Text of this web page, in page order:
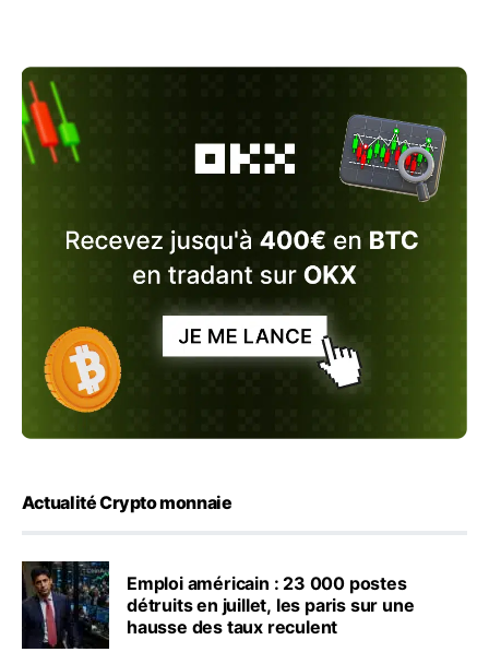
Actualité Crypto monnaie
Emploi américain : 23 000 postes
détruits en juillet, les paris sur une
hausse des taux reculent